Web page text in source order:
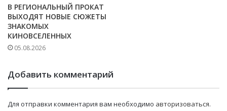
В РЕГИОНАЛЬНЫЙ ПРОКАТ
ВЫХОДЯТ НОВЫЕ СЮЖЕТЫ
ЗНАКОМЫХ
КИНОВСЕЛЕННЫХ
05.08.2026
Добавить комментарий
Для отправки комментария вам необходимо авторизоваться.